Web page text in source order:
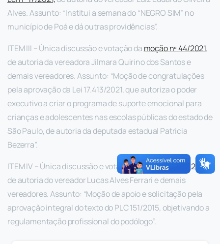
Alves. Assunto: “Institui a semana do “NEGRO SIM” no
município de Poá e dá outras providências”.
ITEM III – Única discussão e votação da moção nº 44/2021,
de autoria da vereadora Jilmara Quirino dos Santos e
demais vereadores. Assunto: “Moção de congratulações
pela aprovação da Lei 17.413/2021, que autoriza o poder
executivo a criar o programa de suporte emocional para
crianças e adolescentes nas escolas públicas do estado de
São Paulo, de autoria da deputada estadual Patricia
Bezerra”.
ITEM IV – Única discussão e votação da moção nº 45/2021,
de autoria do vereador Lucas Alves Ferrari e demais
vereadores. Assunto: “Moção de apoio e solicitação pela
aprovação integral do texto do PLC 151/2015, objetivando a
regulamentação profissional do podólogo”.